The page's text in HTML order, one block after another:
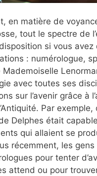
en matière de
tout le spectre de
si vous avez
: numérologue,
avec toutes ses
sur l’avenir grâce à
Par exemple,
de Delphes était
qui allaient se
récemment, les
pour tenter
attend ou pour